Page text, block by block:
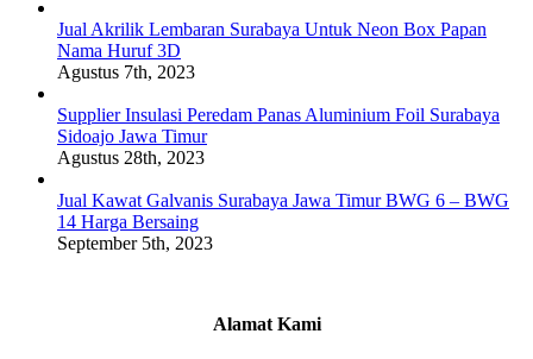
Jual Akrilik Lembaran Surabaya Untuk Neon Box Papan
Nama Huruf 3D
Agustus 7th, 2023
Supplier Insulasi Peredam Panas Aluminium Foil Surabaya
Sidoajo Jawa Timur
Agustus 28th, 2023
Jual Kawat Galvanis Surabaya Jawa Timur BWG 6 – BWG
14 Harga Bersaing
September 5th, 2023
Alamat Kami